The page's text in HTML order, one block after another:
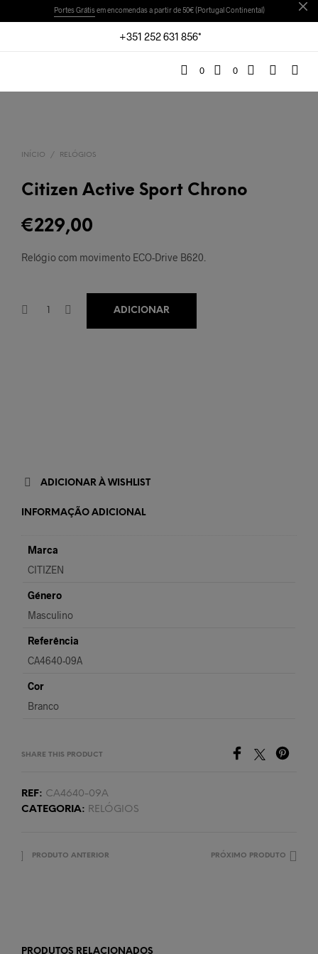
Portes Grátisem encomendas a partir de 50€ (Portugal Continental)
+351 252 631 856*
0 0
INÍCIO / RELÓGIOS
Citizen Active Sport Chrono
€229,00
Relógio com movimento ECO-Drive B620.
ADICIONAR
ADICIONAR À WISHLIST
INFORMAÇÃO ADICIONAL
Marca
CITIZEN
Género
Masculino
Referência
CA4640-09A
Cor
Branco
SHARE THIS PRODUCT
REF: CA4640-09A
CATEGORIA: RELÓGIOS
PRODUTO ANTERIOR PRÓXIMO PRODUTO
PRODUTOS RELACIONADOS